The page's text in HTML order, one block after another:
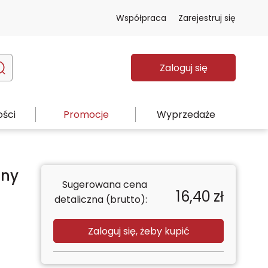
Współpraca Zarejestruj się
Zaloguj się
Promocje Wyprzedaże
Sugerowana cena
detaliczna (brutto):
16,40 zł
Zaloguj się, żeby kupić